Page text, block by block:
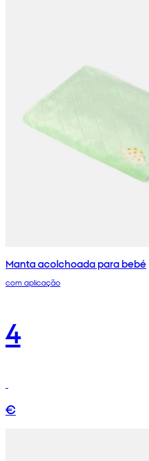
Manta acolchoada para bebé
com aplicação
4
€